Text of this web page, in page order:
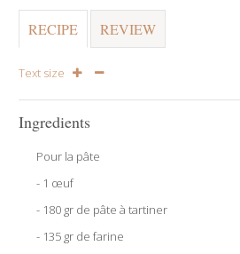
RECIPE REVIEW
Text size
Ingredients
Pour la pâte
- 1 œuf
- 180 gr de pâte à tartiner
- 135 gr de farine